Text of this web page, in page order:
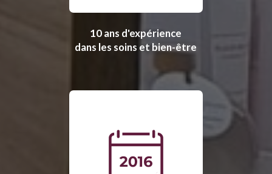
10 ans d'expérience
dans les soins et bien-être